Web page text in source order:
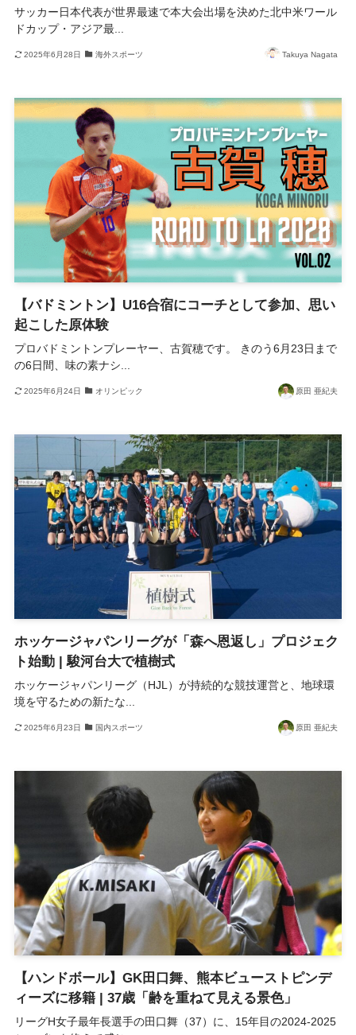
サッカー日本代表が世界最速で本大会出場を決めた北中米ワール
ドカップ・アジア最...
2025年6月28日 海外スポーツ Takuya Nagata
【バドミントン】U16合宿にコーチとして参加、思い
起こした原体験
プロバドミントンプレーヤー、古賀穂です。 きのう6月23日まで
の6日間、味の素ナシ...
2025年6月24日 オリンピック 原田 亜紀夫
ホッケージャパンリーグが「森へ恩返し」プロジェク
ト始動 | 駿河台大で植樹式
ホッケージャパンリーグ（HJL）が持続的な競技運営と、地球環
境を守るための新たな...
2025年6月23日 国内スポーツ 原田 亜紀夫
【ハンドボール】GK田口舞、熊本ビューストピンデ
ィーズに移籍 | 37歳「齢を重ねて見える景色」
リーグH女子最年長選手の田口舞（37）に、15年目の2024-2025